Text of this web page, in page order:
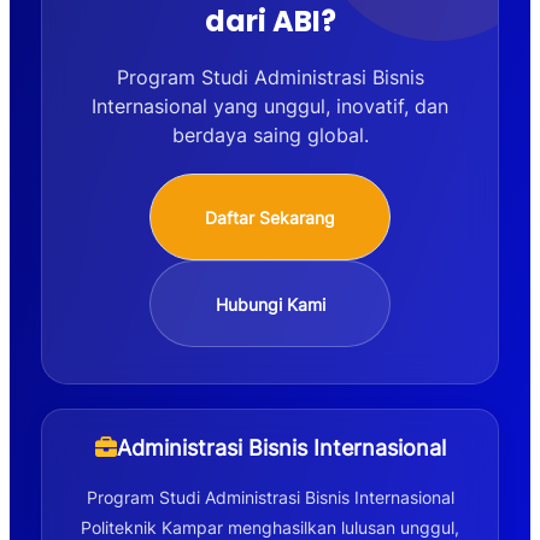
dari ABI?
Program Studi Administrasi Bisnis
Internasional yang unggul, inovatif, dan
berdaya saing global.
Daftar Sekarang
Hubungi Kami
Administrasi Bisnis Internasional
Program Studi Administrasi Bisnis Internasional
Politeknik Kampar menghasilkan lulusan unggul,